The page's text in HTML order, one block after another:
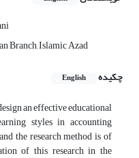
Branch, Islamic Azad
چکیده
English
an effective educational
styles in accounting
the research method is of
of this research in the